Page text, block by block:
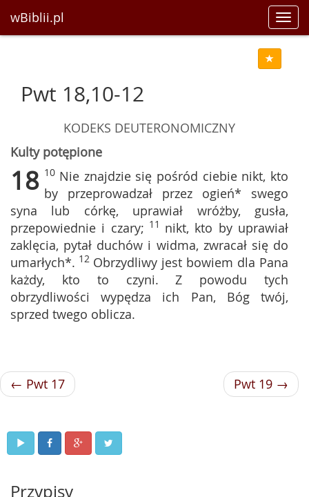
wBiblii.pl
Pwt 18,10-12
KODEKS DEUTERONOMICZNY
Kulty potępione
18 10 Nie znajdzie się pośród ciebie nikt, kto
by przeprowadzał przez ogień* swego
syna lub córkę, uprawiał wróżby, gusła,
przepowiednie i czary; 11 nikt, kto by uprawiał
zaklęcia, pytał duchów i widma, zwracał się do
umarłych*. 12 Obrzydliwy jest bowiem dla Pana
każdy, kto to czyni. Z powodu tych
obrzydliwości wypędza ich Pan, Bóg twój,
sprzed twego oblicza.
← Pwt 17 Pwt 19 →
Przypisy